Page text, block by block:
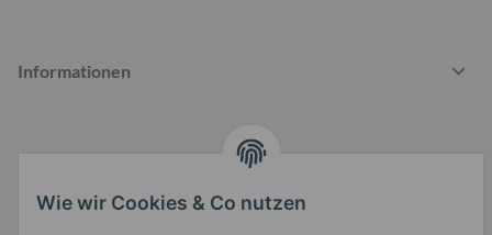
Informationen
Wie wir Cookies & Co nutzen